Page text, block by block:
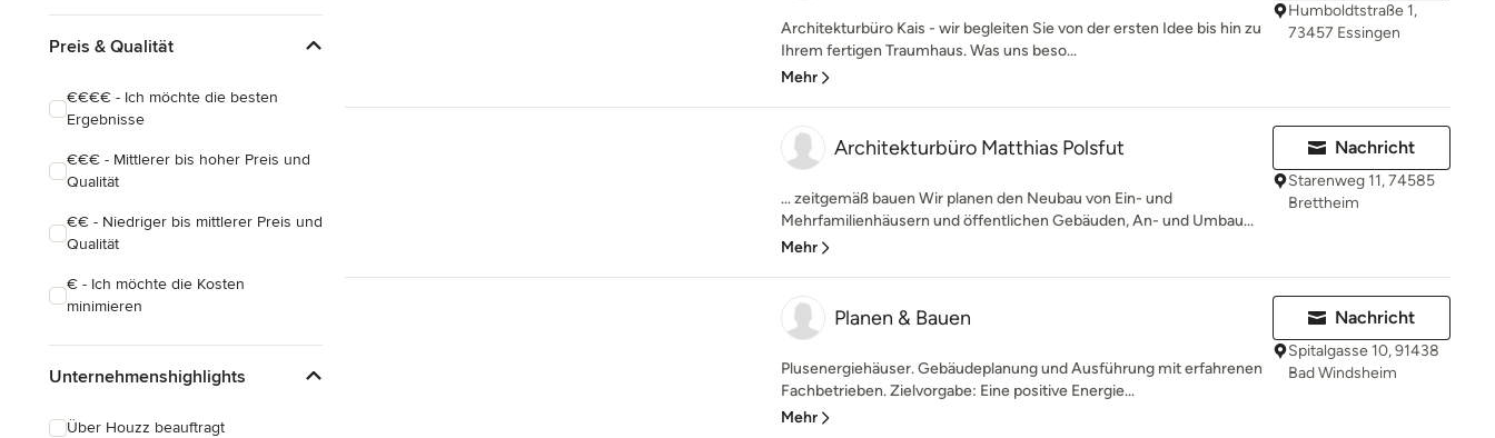
Preis & Qualität
€€€€ - Ich möchte die besten
Ergebnisse
€€€ - Mittlerer bis hoher Preis und
Qualität
€€ - Niedriger bis mittlerer Preis und
Qualität
€ - Ich möchte die Kosten
minimieren
Unternehmenshighlights
Über Houzz beauftragt
Architekturbüro Kais - wir begleiten Sie von der ersten Idee bis hin zu
Ihrem fertigen Traumhaus. Was uns beso...
Mehr
Humboldtstraße 1,
73457 Essingen
Architekturbüro Matthias Polsfut
… zeitgemäß bauen Wir planen den Neubau von Ein- und
Mehrfamilienhäusern und öffentlichen Gebäuden, An- und Umbau...
Mehr
Nachricht
Starenweg 11, 74585
Brettheim
Planen & Bauen
Plusenergiehäuser. Gebäudeplanung und Ausführung mit erfahrenen
Fachbetrieben. Zielvorgabe: Eine positive Energie...
Mehr
Nachricht
Spitalgasse 10, 91438
Bad Windsheim